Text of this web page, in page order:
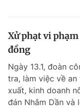
Xử phạt vi
đồng
Ngày 13.1, đoàn
tra, làm việc về
xuất, kinh doanh
đán Nhâm Dần và